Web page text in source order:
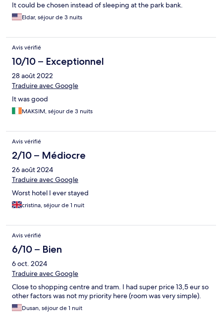
It could be chosen instead of sleeping at the park bank.
Eldar, séjour de 3 nuits
Avis vérifié
10/10 – Exceptionnel
28 août 2022
Traduire avec Google
It was good
MAKSIM, séjour de 3 nuits
Avis vérifié
2/10 – Médiocre
26 août 2024
Traduire avec Google
Worst hotel I ever stayed
cristina, séjour de 1 nuit
Avis vérifié
6/10 – Bien
6 oct. 2024
Traduire avec Google
Close to shopping centre and tram. I had super price 13,5 eur so
other factors was not my priority here (room was very simple).
Dusan, séjour de 1 nuit